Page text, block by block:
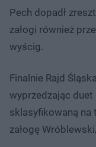
Pech dopadł
załogi również
wyścig.
Finalnie Rajd
wyprzedzając
sklasyfikowaną na
załogę